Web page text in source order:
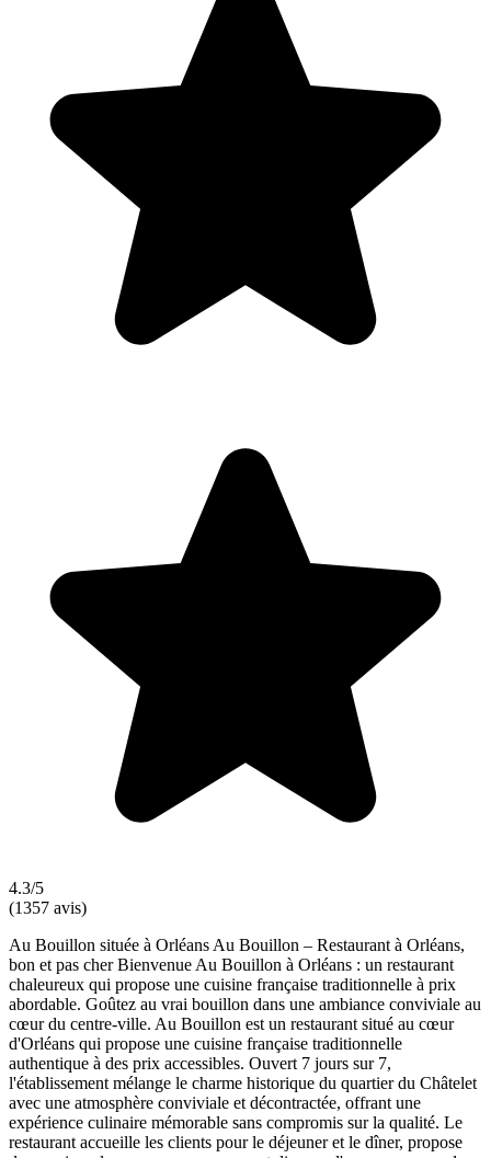
4.3/5
(1357 avis)
Au Bouillon située à Orléans Au Bouillon – Restaurant à Orléans,
bon et pas cher Bienvenue Au Bouillon à Orléans : un restaurant
chaleureux qui propose une cuisine française traditionnelle à prix
abordable. Goûtez au vrai bouillon dans une ambiance conviviale au
cœur du centre-ville. Au Bouillon est un restaurant situé au cœur
d'Orléans qui propose une cuisine française traditionnelle
authentique à des prix accessibles. Ouvert 7 jours sur 7,
l'établissement mélange le charme historique du quartier du Châtelet
avec une atmosphère conviviale et décontractée, offrant une
expérience culinaire mémorable sans compromis sur la qualité. Le
restaurant accueille les clients pour le déjeuner et le dîner, propose